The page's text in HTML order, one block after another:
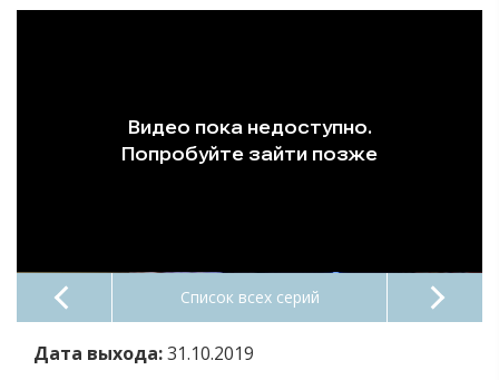
Список всех серий
Дата выхода:31.10.2019